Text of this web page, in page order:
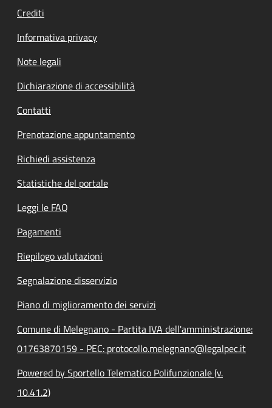
Crediti
Informativa privacy
Note legali
Dichiarazione di accessibilità
Contatti
Prenotazione appuntamento
Richiedi assistenza
Statistiche del portale
Leggi le FAQ
Pagamenti
Riepilogo valutazioni
Segnalazione disservizio
Piano di miglioramento dei servizi
Comune di Melegnano - Partita IVA dell'amministrazione:
01763870159 - PEC: protocollo.melegnano@legalpec.it
Powered by Sportello Telematico Polifunzionale (v.
10.41.2)